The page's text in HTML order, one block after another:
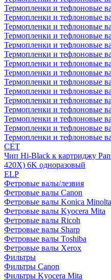
Термопленки и тефлоновые
Термопленки и тефлоновые
Термопленки и тефлоновые
Термопленки и тефлоновые
Термопленки и тефлоновые
Термопленки и тефлоновые
Термопленки и тефлоновые
Термопленки и тефлоновые
Термопленки и тефлоновые
Термопленки и тефлоновые
Термопленки и тефлоновые
Термопленки и тефлоновые
Термопленки и тефлоновые
Термопленки и тефлоновые
Термопленки и тефлоновые
CET
Чип Hi-Black к картриджу
420X) 6K одноразовый
ELP
Фетровые валы/лезвия
Фетровые валы Canon
Фетровые валы Konica Minolta
Фетровые валы Kyocera Mita
Фетровые валы Ricoh
Фетровые валы Sharp
Фетровые валы Toshiba
Фетровые валы Xerox
Фильтры
Фильтры Canon
Фильтры Kyocera Mita